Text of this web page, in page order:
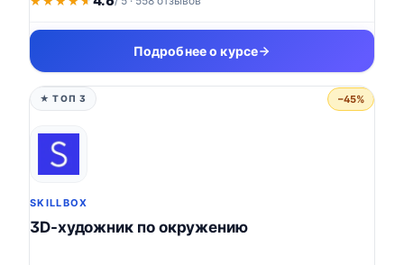
Подробнее о курсе
★ ТОП 3 −45%
SKILLBOX
3D-художник по окружению